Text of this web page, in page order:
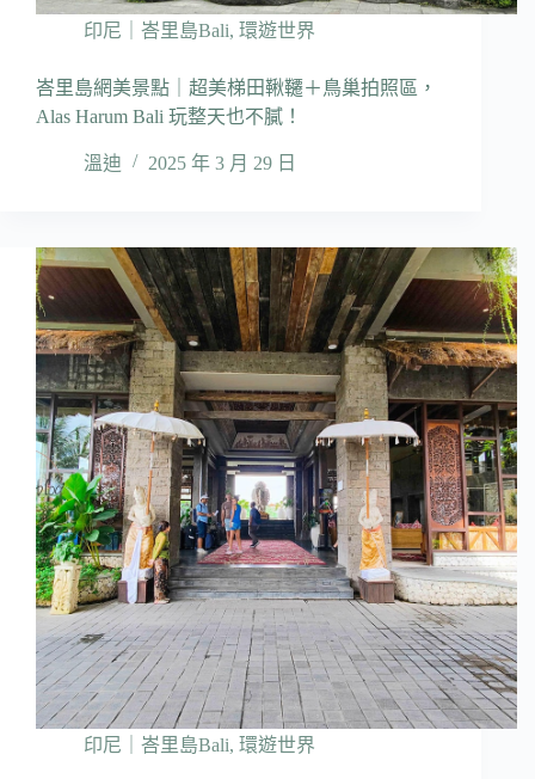
印尼｜峇里島Bali, 環遊世界
峇里島網美景點｜超美梯田鞦韆＋鳥巢拍照區，
Alas Harum Bali 玩整天也不膩！
溫迪 2025 年 3 月 29 日
印尼｜峇里島Bali, 環遊世界